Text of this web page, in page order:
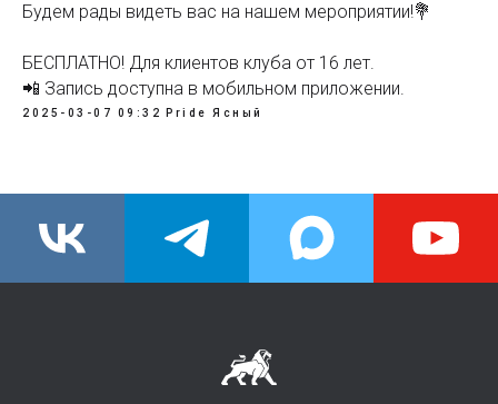
Будем рады видеть вас на нашем мероприятии!💐
БЕСПЛАТНО! Для клиентов клуба от 16 лет.
📲 Запись доступна в мобильном приложении.
2025-03-07 09:32 Pride Ясный